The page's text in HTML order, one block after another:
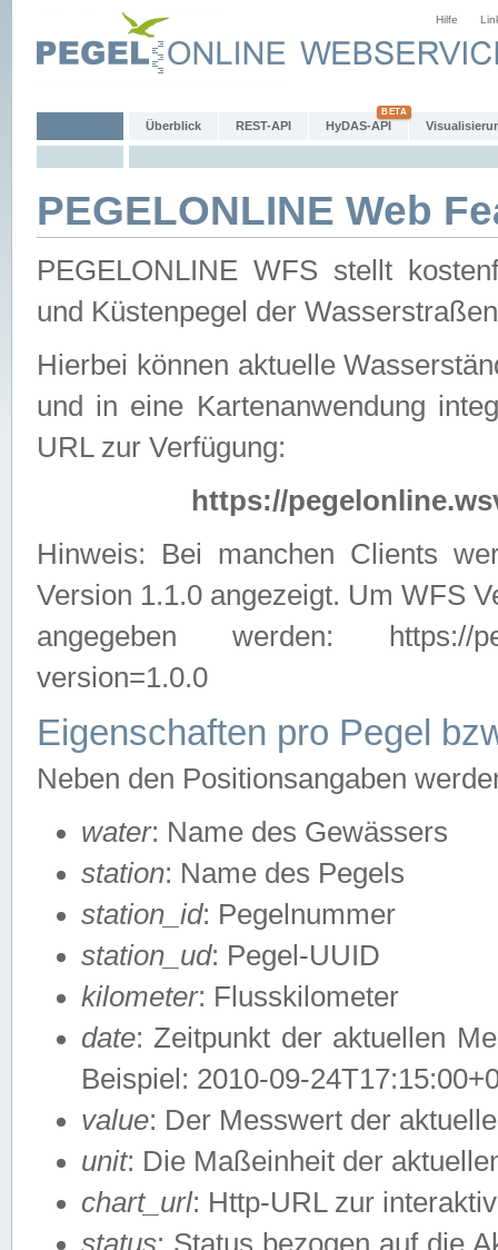
Hilfe
Überblick REST-API HyDAS-API
PEGELONLINE Web
PEGELONLINE WFS stellt
und Küstenpegel der
Hierbei können aktuelle
und in eine Kartenanwendung
URL zur Verfügung:
https://
Hinweis: Bei manchen Clients
Version 1.1.0 angezeigt. Um WFS
angegeben werden: https://
version=1.0.0
Eigenschaften pro Pegel
Neben den Positionsangaben
water: Name des Gewässers
station: Name des Pegels
station_id: Pegelnummer
station_ud: Pegel-UUID
kilometer: Flusskilometer
date: Zeitpunkt der aktuellen
Beispiel: 2010-09-
value: Der Messwert der
unit: Die Maßeinheit der
chart_url: Http-URL zur
status: Status bezogen auf die